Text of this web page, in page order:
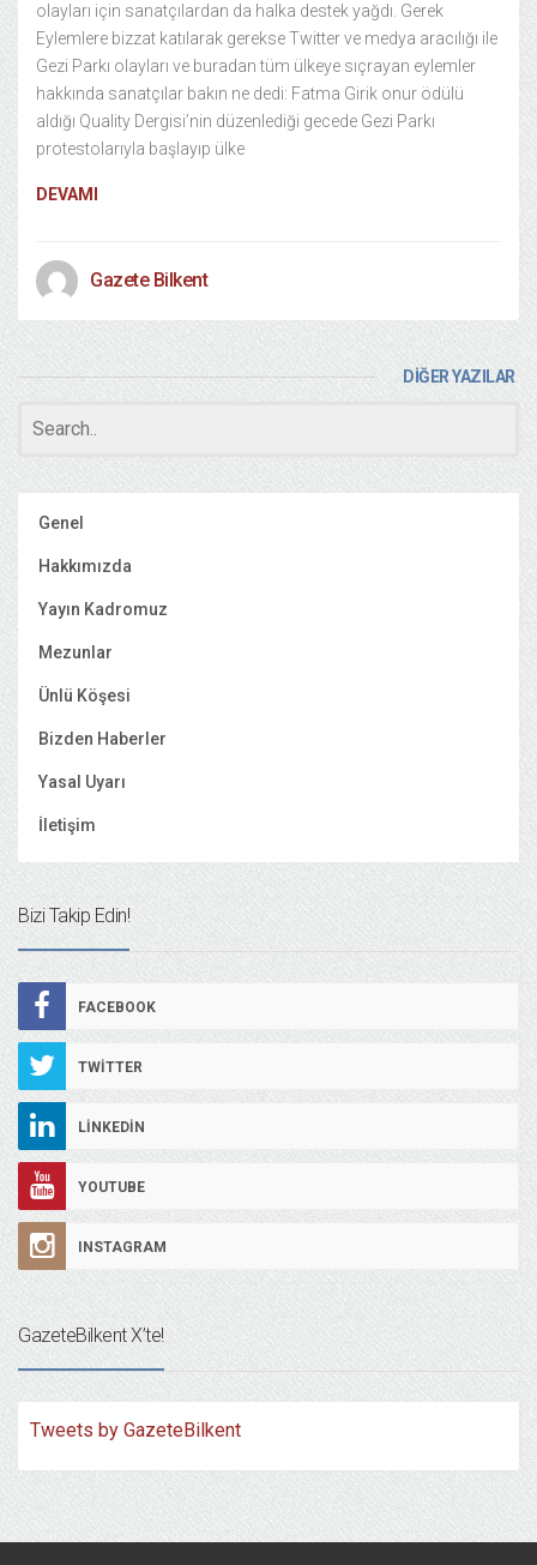
olayları için sanatçılardan da halka destek yağdı. Gerek
Eylemlere bizzat katılarak gerekse Twitter ve medya aracılığı ile
Gezi Parkı olayları ve buradan tüm ülkeye sıçrayan eylemler
hakkında sanatçılar bakın ne dedi: Fatma Girik onur ödülü
aldığı Quality Dergisi’nin düzenlediği gecede Gezi Parkı
protestolarıyla başlayıp ülke
DEVAMI
Gazete Bilkent
DİĞER YAZILAR
Genel
Hakkımızda
Yayın Kadromuz
Mezunlar
Ünlü Köşesi
Bizden Haberler
Yasal Uyarı
İletişim
Bizi Takip Edin!
FACEBOOK
TWITTER
LINKEDIN
YOUTUBE
INSTAGRAM
GazeteBilkent X’te!
Tweets by GazeteBilkent